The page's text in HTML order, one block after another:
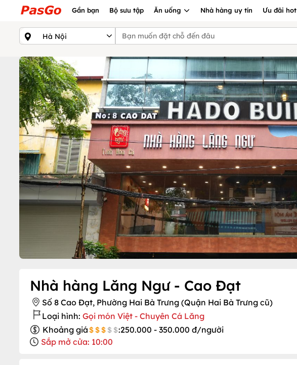
Gần bạn Bộ sưu tập Ăn uống Nhà hàng uy tín Ưu đãi hot
Nhà hàng Lăng Ngư - Cao Đạt
Số 8 Cao Đạt, Phường Hai Bà Trưng (Quận Hai Bà Trưng cũ)
Loại hình: Gọi món Việt - Chuyên Cá Lăng
Khoảng giá
:250.000 - 350.000 đ/người
Sắp mở cửa: 10:00